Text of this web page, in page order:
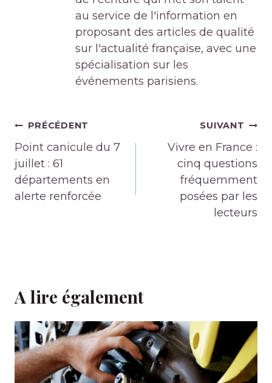
au service de l'information en
proposant des articles de qualité
sur l'actualité française, avec une
spécialisation sur les
événements parisiens.
Navigation
de
l’article
PRÉCÉDENT
Point canicule du 7
juillet : 61
départements en
alerte renforcée
SUIVANT
Vivre en France :
cinq questions
fréquemment
posées par les
lecteurs
A lire également